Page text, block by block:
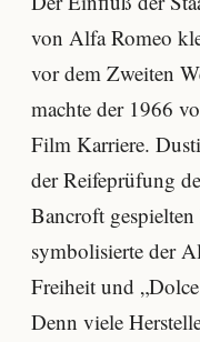
von Alfa Romeo
vor dem Zweiten
machte der 1966
Film Karriere.
der Reifeprüfung
Bancroft
symbolisierte der
Freiheit und
Denn viele